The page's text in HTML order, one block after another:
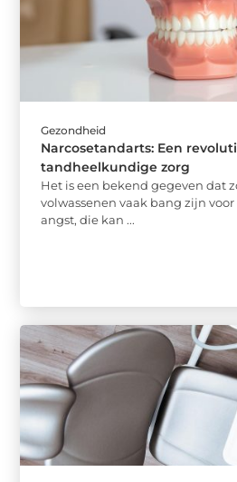
Gezondheid
Narcosetandarts: Een
tandheelkundige zorg
Het is een bekend gegeven dat
volwassenen vaak bang zijn
angst, die kan ...